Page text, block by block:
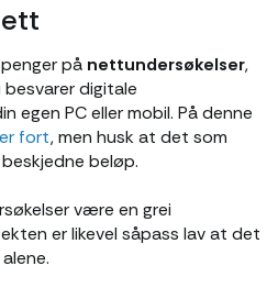
på nettundersøkelser,
digitale
egen PC eller mobil. På denne
fort, men husk at det som
beløp.
være en grei
er likevel såpass lav at det